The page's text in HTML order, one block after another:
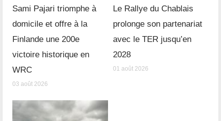
Sami Pajari triomphe à
domicile et offre à la
Finlande une 200e
victoire historique en
WRC
03 août 2026
Le Rallye du Chablais
prolonge son partenariat
avec le TER jusqu’en
2028
01 août 2026